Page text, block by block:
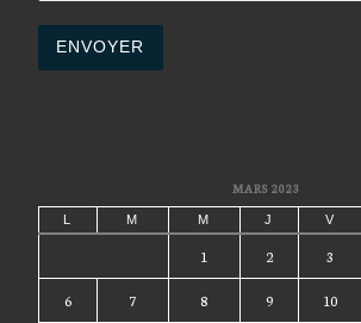
MARS 2023
M M J V
1 2 3
6 7 8 9 10